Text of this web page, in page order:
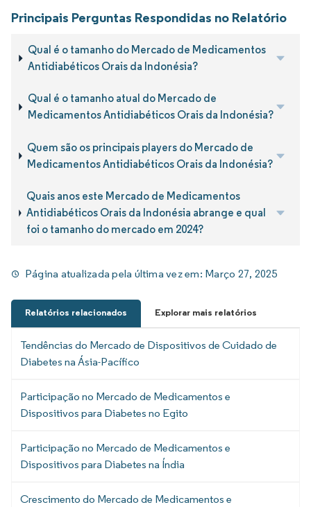
Principais Perguntas Respondidas no Relatório
Qual é o tamanho do Mercado de Medicamentos
Antidiabéticos Orais da Indonésia?
Qual é o tamanho atual do Mercado de
Medicamentos Antidiabéticos Orais da Indonésia?
Quem são os principais players do Mercado de
Medicamentos Antidiabéticos Orais da Indonésia?
Quais anos este Mercado de Medicamentos
Antidiabéticos Orais da Indonésia abrange e qual
foi o tamanho do mercado em 2024?
Página atualizada pela última vez em: Março 27, 2025
Relatórios relacionados Explorar mais relatórios
Tendências do Mercado de Dispositivos de Cuidado de
Diabetes na Ásia-Pacífico
Participação no Mercado de Medicamentos e
Dispositivos para Diabetes no Egito
Participação no Mercado de Medicamentos e
Dispositivos para Diabetes na Índia
Crescimento do Mercado de Medicamentos e